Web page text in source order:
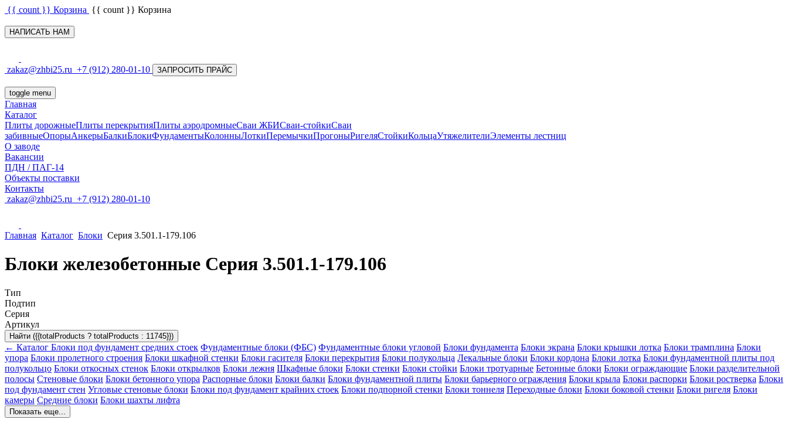
{{ count }} Корзина {{ count }} Корзина
НАПИСАТЬ НАМ
zakaz@zhbi25.ru +7 (912) 280-01-10 ЗАПРОСИТЬ ПРАЙС
toggle menu
Главная
Каталог
Плиты дорожныеПлиты перекрытияПлиты аэродромныеСваи ЖБИСваи-стойкиСваи
забивныеОпорыАнкерыБалкиБлокиФундаментыКолонныЛоткиПеремычкиПрогоныРигеляСтойкиКольцаУтяжелителиЭлементы лестниц
О заводе
Вакансии
ПДН / ПАГ-14
Объекты поставки
Контакты
zakaz@zhbi25.ru +7 (912) 280-01-10
Главная Каталог Блоки Серия 3.501.1-179.106
Блоки железобетонные Серия 3.501.1-179.106
Тип
Подтип
Серия
Артикул
Найти ({{totalProducts ? totalProducts : 11745}})
← Каталог Блоки под фундамент средних стоек Фундаментные блоки (ФБС) Фундаментные блоки угловой Блоки фундамента Блоки экрана Блоки крышки лотка Блоки трамплина Блоки
упора Блоки пролетного строения Блоки шкафной стенки Блоки гасителя Блоки перекрытия Блоки полукольца Лекальные блоки Блоки кордона Блоки лотка Блоки фундаментной плиты под
полукольцо Блоки откосных стенок Блоки открылков Блоки лежня Шкафные блоки Блоки стенки Блоки стойки Блоки тротуарные Бетонные блоки Блоки ограждающие Блоки разделительной
полосы Стеновые блоки Блоки бетонного упора Распорные блоки Блоки балки Блоки фундаментной плиты Блоки барьерного ограждения Блоки крыла Блоки распорки Блоки ростверка Блоки
под фундамент стен Угловые стеновые блоки Блоки под фундамент крайних стоек Блоки подпорной стенки Блоки тоннеля Переходные блоки Блоки боковой стенки Блоки ригеля Блоки
камеры Средние блоки Блоки шахты лифта
Показать еще...